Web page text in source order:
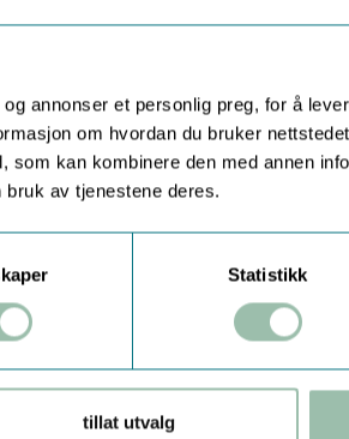
annonser et personlig preg, for å
om hvordan du bruker
som kan kombinere den med annen
av tjenestene deres.
Statistikk
tillat utvalg